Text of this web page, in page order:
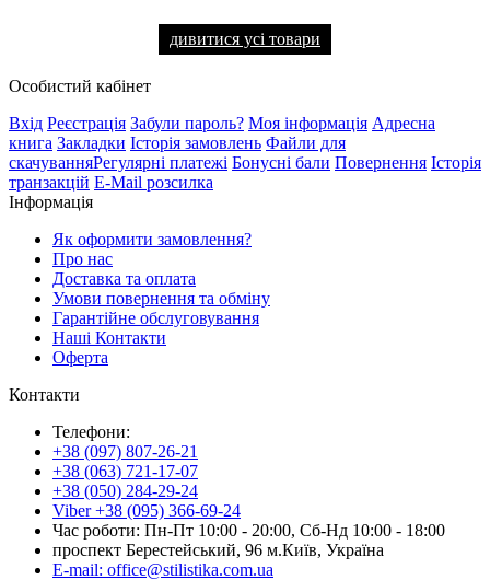
дивитися усі товари
Особистий кабінет
Вхід Реєстрація Забули пароль? Моя інформація Адресна
книга Закладки Історія замовлень Файли для
скачуванняРегулярні платежі Бонусні бали Повернення Історія
транзакцій E-Mail розсилка
Інформація
Як оформити замовлення?
Про нас
Доставка та оплата
Умови повернення та обміну
Гарантійне обслуговування
Наші Контакти
Оферта
Контакти
Телефони:
+38 (097) 807-26-21
+38 (063) 721-17-07
+38 (050) 284-29-24
Viber +38 (095) 366-69-24
Час роботи: Пн-Пт 10:00 - 20:00, Сб-Нд 10:00 - 18:00
проспект Берестейський, 96 м.Київ, Україна
E-mail: office@stilistika.com.ua